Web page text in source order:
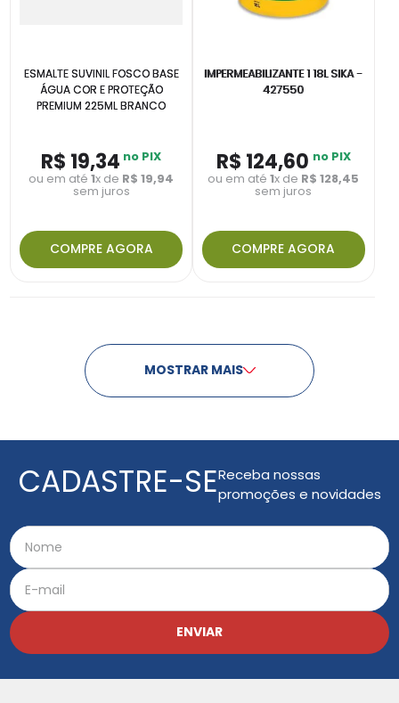
ESMALTE SUVINIL FOSCO BASE
ÁGUA COR E PROTEÇÃO
PREMIUM 225ML BRANCO
R$ 19,34 no PIX
ou em até1x de R$ 19,94
sem juros
COMPRE AGORA
IMPERMEABILIZANTE 1 18L SIKA -
427550
R$ 124,60 no PIX
ou em até1x de R$ 128,45
sem juros
COMPRE AGORA
MOSTRAR MAIS
CADASTRE-SEReceba nossas
promoções e novidades
ENVIAR